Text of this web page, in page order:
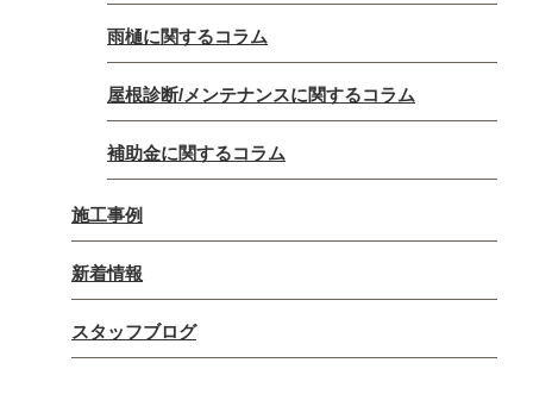
雨樋に関するコラム
屋根診断/メンテナンスに関するコラム
補助金に関するコラム
施工事例
新着情報
スタッフブログ